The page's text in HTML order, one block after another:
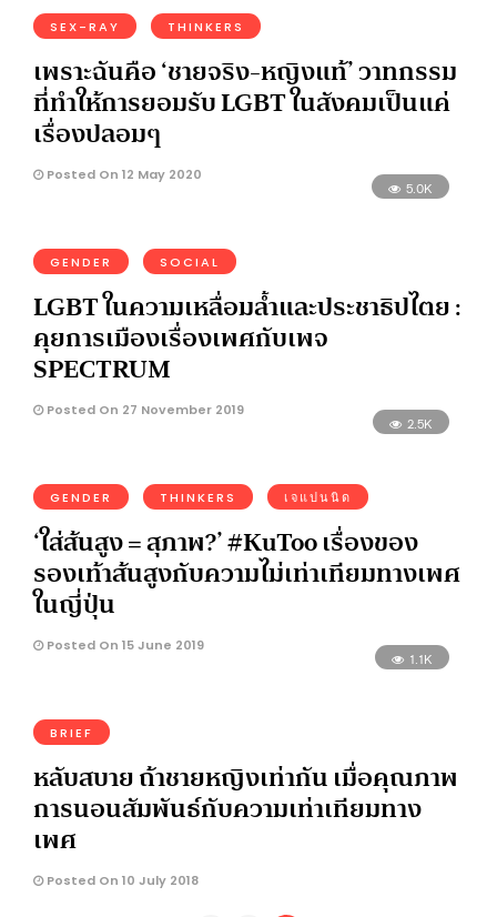
SEX-RAY THINKERS
เพราะฉันคือ ‘ชายจริง-หญิงแท้’ วาทกรรม
ที่ทำให้การยอมรับ LGBT ในสังคมเป็นแค่
เรื่องปลอมๆ
Posted On 12 May 2020
5.0K
GENDER SOCIAL
LGBT ในความเหลื่อมล้ำและประชาธิปไตย :
คุยการเมืองเรื่องเพศกับเพจ
SPECTRUM
Posted On 27 November 2019
2.5K
GENDER THINKERS เจแปนนิด
‘ใส่ส้นสูง = สุภาพ?’ #KuToo เรื่องของ
รองเท้าส้นสูงกับความไม่เท่าเทียมทางเพศ
ในญี่ปุ่น
Posted On 15 June 2019
1.1K
BRIEF
หลับสบาย ถ้าชายหญิงเท่ากัน เมื่อคุณภาพ
การนอนสัมพันธ์กับความเท่าเทียมทาง
เพศ
Posted On 10 July 2018